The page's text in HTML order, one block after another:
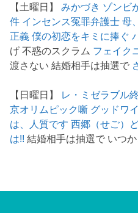
【土曜日】みかづき ゾンビ
件 インセンス冤罪弁護士 母
正義 僕の初恋をキミに捧ぐ
げ 不惑のスクラム フェイク
渡さない 結婚相手は抽選で
【日曜日】 レ・ミゼラブル
京オリムピック噺 グッドワ
は、人質です 西郷（せご）
は!! 結婚相手は抽選で いつ